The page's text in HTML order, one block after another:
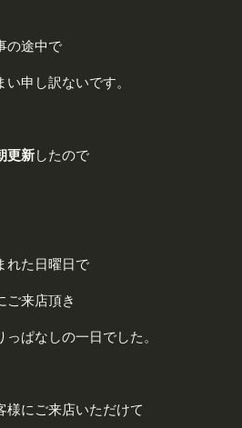
の途中で
申し訳ないです。
更新したので
れた日曜日で
ご来店頂き
ぱなしの一日でした。
様にご来店いただけて